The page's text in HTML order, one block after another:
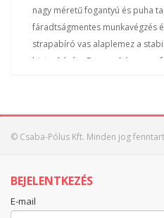
nagy méretű fogantyú és puha
fáradtságmentes munkavégzés
strapabíró vas alaplemez a
biztosítására Egyszerű és gyors
adapter a munkaterület tisztán
akkumulátor és a töltő külön
4800 Fűrészlap átmérő (mm)
kapacitás 90°-ban (mm) 65
© Csaba-Pólus Kft. Minden jog
BEJELENTKEZÉS
E-mail